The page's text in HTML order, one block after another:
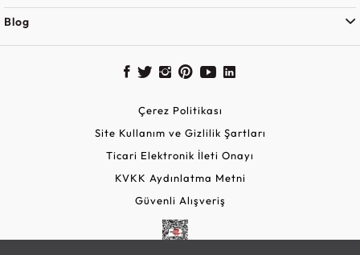
Blog
Çerez Politikası
Site Kullanım ve Gizlilik Şartları
Ticari Elektronik İleti Onayı
KVKK Aydınlatma Metni
Güvenli Alışveriş